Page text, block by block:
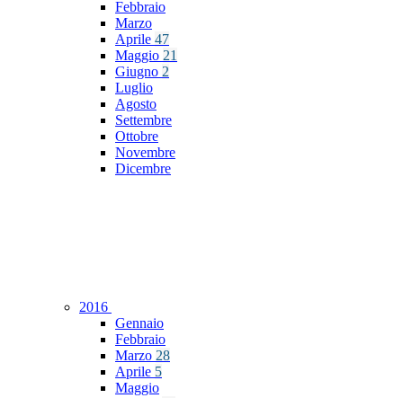
Febbraio
Marzo
Aprile 47
Maggio 21
Giugno 2
Luglio
Agosto
Settembre
Ottobre
Novembre
Dicembre
2016
Gennaio
Febbraio
Marzo 28
Aprile 5
Maggio